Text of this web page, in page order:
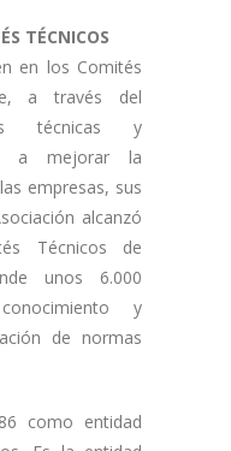
TÉCNICOS
en los Comités
a través del
técnicas y
a mejorar la
empresas, sus
alcanzó
Técnicos de
unos 6.000
y
de normas
como entidad